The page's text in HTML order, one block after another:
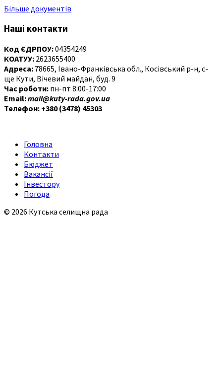
Більше документів
Наші контакти
Код ЄДРПОУ:04354249
КОАТУУ: 2623655400
Адреса: 78665, Івано-Франківська обл., Косівський р-н, с-
ще Кути, Вічевий майдан, буд. 9
Час роботи: пн-пт 8:00-17:00
Email:mail@kuty-rada.gov.ua
Телефон: +380 (3478) 45303
Головна
Контакти
Бюджет
Вакансії
Інвестору
Погода
© 2026 Кутська селищна рада